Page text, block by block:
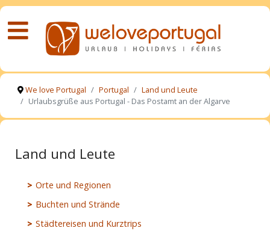
We love Portugal Portugal
Land und Leute
Urlaubsgrüße aus Portugal - Das Postamt an der Algarve
Land und Leute
Orte und Regionen
Buchten und Strände
Städtereisen und Kurztrips